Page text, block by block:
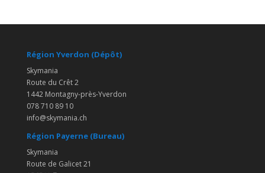
Région Yverdon (Dépôt)
Skymania
Route du Crêt 2
1442 Montagny-près-Yverdon
078 710 89 10
info@skymania.ch
Région Payerne (Bureau)
Skymania
Route de Galicet 21